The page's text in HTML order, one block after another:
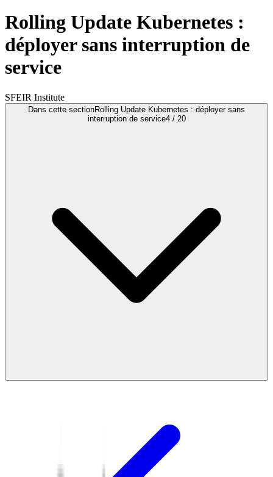
Rolling Update Kubernetes :
déployer sans interruption de
service
SFEIR Institute
Dans cette sectionRolling Update Kubernetes : déployer sans
interruption de service4/ 20